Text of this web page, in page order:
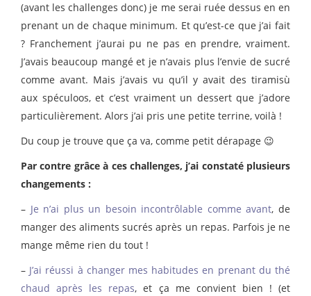
(avant les challenges donc) je me serai ruée dessus en en
prenant un de chaque minimum. Et qu’est-ce que j’ai fait
? Franchement j’aurai pu ne pas en prendre, vraiment.
J’avais beaucoup mangé et je n’avais plus l’envie de sucré
comme avant. Mais j’avais vu qu’il y avait des tiramisù
aux spéculoos, et c’est vraiment un dessert que j’adore
particulièrement. Alors j’ai pris une petite terrine, voilà !
Du coup je trouve que ça va, comme petit dérapage 😉
Par contre grâce à ces challenges, j’ai constaté plusieurs
changements :
– Je n’ai plus un besoin incontrôlable comme avant, de
manger des aliments sucrés après un repas. Parfois je ne
mange même rien du tout !
– J’ai réussi à changer mes habitudes en prenant du thé
chaud après les repas, et ça me convient bien ! (et